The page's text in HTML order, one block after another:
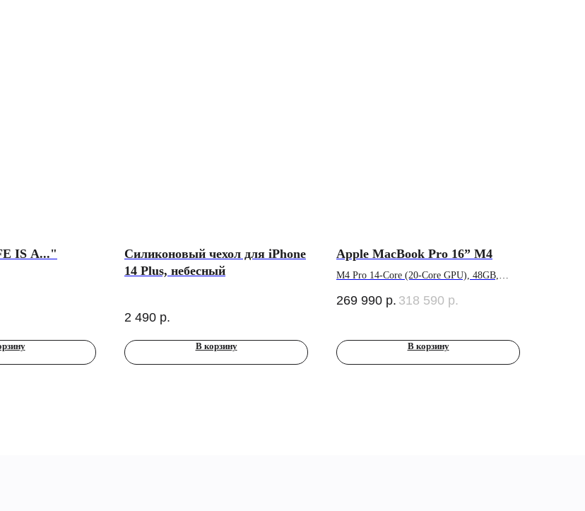
IS A..."
Силиконовый чехол для iPhone
14 Plus, небесный
2 490 р.
В корзину
Apple MacBook Pro 16” M4
M4 Pro 14-Core (20-Core GPU), 48GB,
269 990 р. 318 590 р.
В корзину